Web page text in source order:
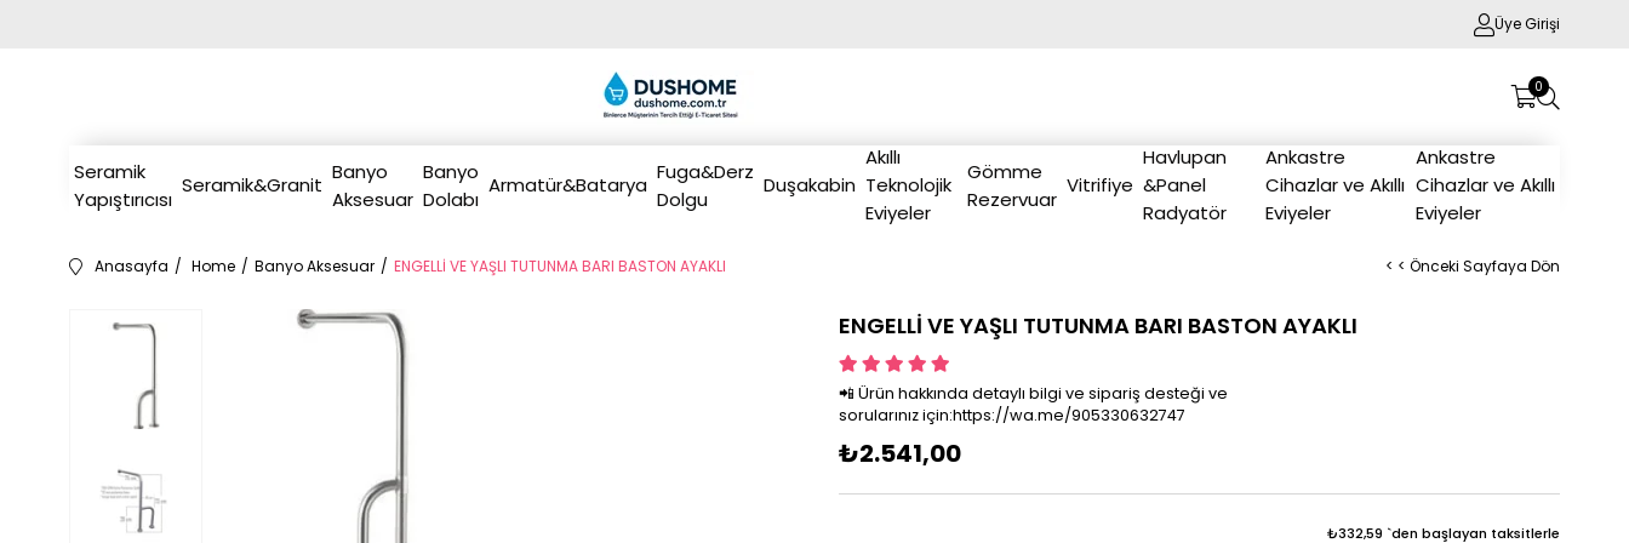
Üye Girişi
0
Seramik
Yapıştırıcısı
Seramik&Granit
Banyo
Aksesuar
Banyo
Dolabı
Armatür&Batarya
Fuga&Derz
Dolgu
Duşakabin
Akıllı
Teknolojik
Eviyeler
Gömme
Rezervuar
Vitrifiye
Havlupan
&Panel
Radyatör
Ankastre
Cihazlar ve Akıllı
Eviyeler
Ankastre
Cihazlar ve Akıllı
Eviyeler
Anasayfa Home Banyo Aksesuar ENGELLİ VE YAŞLI TUTUNMA BARI BASTON AYAKLI < < Önceki Sayfaya Dön
ENGELLİ VE YAŞLI TUTUNMA BARI BASTON AYAKLI
📲 Ürün hakkında detaylı bilgi ve sipariş desteği ve
sorularınız için:https://wa.me/905330632747
₺2.541,00
₺332,59 `den başlayan taksitlerle